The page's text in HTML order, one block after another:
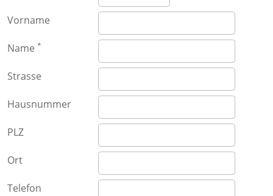
Vorname
Name *
Strasse
Hausnummer
PLZ
Ort
Telefon